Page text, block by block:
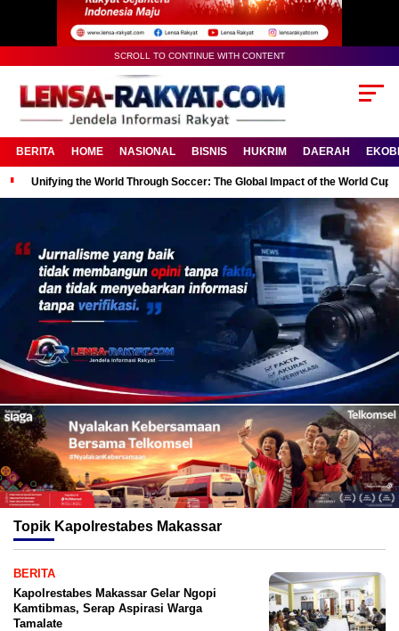
SCROLL TO CONTINUE WITH CONTENT
BERITA HOME NASIONAL BISNIS HUKRIM DAERAH
Unifying the World Through Soccer: The Global Impact of the World Cup
Topik Kapolrestabes Makassar
BERITA
Kapolrestabes Makassar Gelar Ngopi
Kamtibmas, Serap Aspirasi Warga
Tamalate